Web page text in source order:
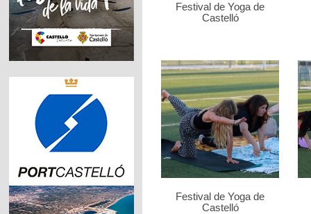
Festival de Yoga de
Castelló
Festival de Yoga de
Castelló